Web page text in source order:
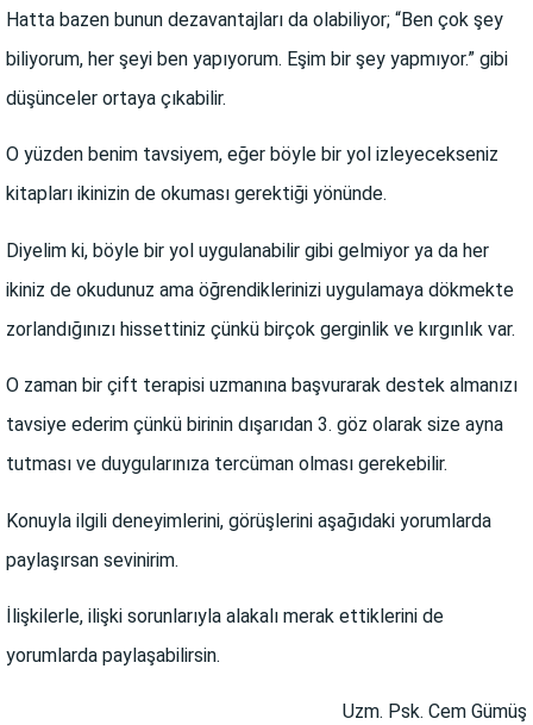
Hatta bazen bunun dezavantajları da olabiliyor; “Ben çok şey
biliyorum, her şeyi ben yapıyorum. Eşim bir şey yapmıyor.” gibi
düşünceler ortaya çıkabilir.
O yüzden benim tavsiyem, eğer böyle bir yol izleyecekseniz
kitapları ikinizin de okuması gerektiği yönünde.
Diyelim ki, böyle bir yol uygulanabilir gibi gelmiyor ya da her
ikiniz de okudunuz ama öğrendiklerinizi uygulamaya dökmekte
zorlandığınızı hissettiniz çünkü birçok gerginlik ve kırgınlık var.
O zaman bir çift terapisi uzmanına başvurarak destek almanızı
tavsiye ederim çünkü birinin dışarıdan 3. göz olarak size ayna
tutması ve duygularınıza tercüman olması gerekebilir.
Konuyla ilgili deneyimlerini, görüşlerini aşağıdaki yorumlarda
paylaşırsan sevinirim.
İlişkilerle, ilişki sorunlarıyla alakalı merak ettiklerini de
yorumlarda paylaşabilirsin.
Uzm. Psk. Cem Gümüş